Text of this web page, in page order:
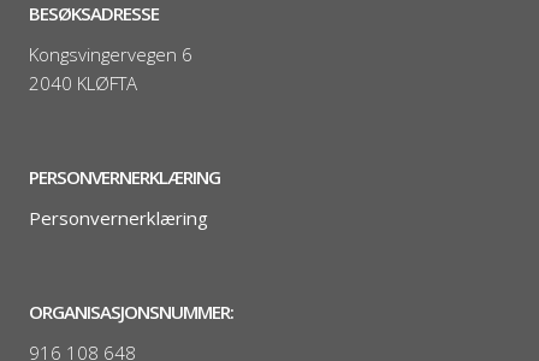
BESØKSADRESSE
Kongsvingervegen 6
2040 KLØFTA
PERSONVERNERKLÆRING
Personvernerklæring
ORGANISASJONSNUMMER:
916 108 648